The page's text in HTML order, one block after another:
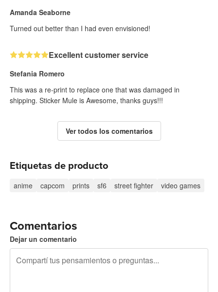
Amanda Seaborne
Turned out better than I had even envisioned!
Excellent customer service
Stefania Romero
This was a re-print to replace one that was damaged in
shipping. Sticker Mule is Awesome, thanks guys!!!
Ver todos los comentarios
Etiquetas de producto
anime capcom prints sf6 street fighter video games
Comentarios
Dejar un comentario